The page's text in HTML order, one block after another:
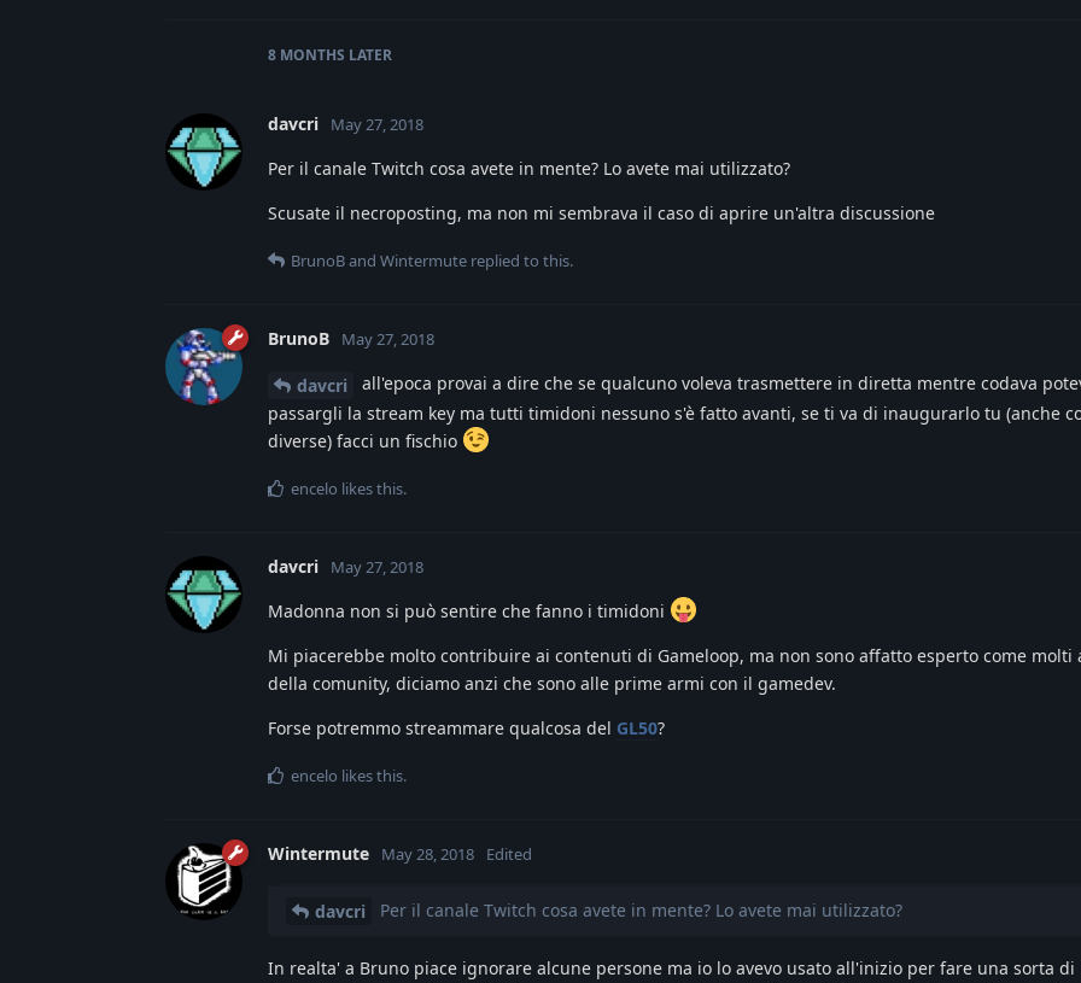
8 MONTHS LATER
davcri May 27, 2018
Per il canale Twitch cosa avete in mente? Lo avete mai utilizzato?
Scusate il necroposting, ma non mi sembrava il caso di aprire un'altra discussione
BrunoBand Wintermute replied to this.
BrunoB May 27, 2018
davcri
all'epoca provai a dire che se qualcuno voleva trasmettere in diretta mentre codava
passargli la stream key ma tutti timidoni nessuno s'è fatto avanti, se ti va di inaugurarlo tu (anche
diverse) facci un fischio
encelo likes this.
davcri May 27, 2018
Madonna non si può sentire che fanno i timidoni
Mi piacerebbe molto contribuire ai contenuti di Gameloop, ma non sono affatto esperto come molti
della comunity, diciamo anzi che sono alle prime armi con il gamedev.
Forse potremmo streammare qualcosa del GL50?
encelo likes this.
Wintermute May 28, 2018 Edited
davcri Per il canale Twitch cosa avete in mente? Lo avete mai utilizzato?
In realta' a Bruno piace ignorare alcune persone ma io lo avevo usato all'inizio per fare una sorta di